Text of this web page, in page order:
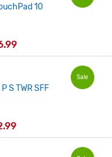
10
Sale
S TWR SFF